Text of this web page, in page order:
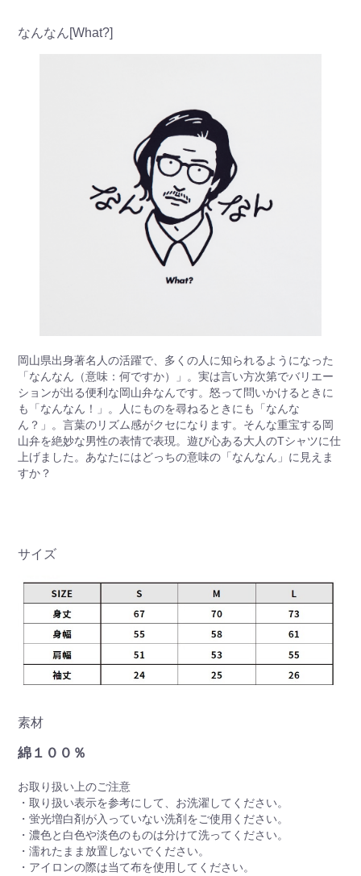
なんなん[What?]
岡山県出身著名人の活躍で、多くの人に知られるようになった
「なんなん（意味：何ですか）」。実は言い方次第でバリエー
ションが出る便利な岡山弁なんです。怒って問いかけるときに
も「なんなん！」。人にものを尋ねるときにも「なんな
ん？」。言葉のリズム感がクセになります。そんな重宝する岡
山弁を絶妙な男性の表情で表現。遊び心ある大人のTシャツに仕
上げました。あなたにはどっちの意味の「なんなん」に見えま
すか？
サイズ
素材
綿１００％
お取り扱い上のご注意
・取り扱い表示を参考にして、お洗濯してください。
・蛍光増白剤が入っていない洗剤をご使用ください。
・濃色と白色や淡色のものは分けて洗ってください。
・濡れたまま放置しないでください。
・アイロンの際は当て布を使用してください。